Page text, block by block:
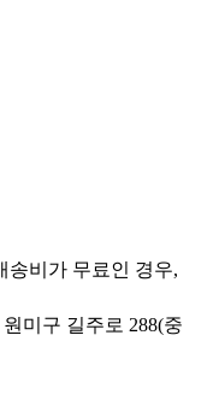
콘밥팩 이유
송비가 무료인 경우,
미구 길주로 288(중